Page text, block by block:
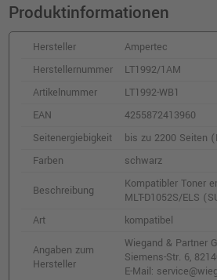
Produktinformationen
Hersteller
Ampertec
Herstellernummer
LT1992/1AM
Artikelnummer
LT1992-WB1
EAN
4255872413960
Seitenergiebigkeit
bis zu 2200 Seiten
Farben
schwarz
Beschreibung
Kompatibler Toner
MLT-D1052S/ELS
Art
kompatibel
Angaben zum
Hersteller
Wiegand & Partner
Siemens-Str. 6,
E-Mail: